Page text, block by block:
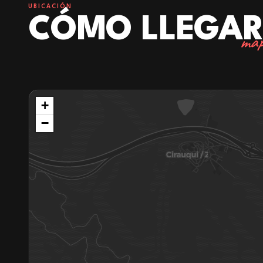
UBICACIÓN
CÓMO LLEGAR
+
−